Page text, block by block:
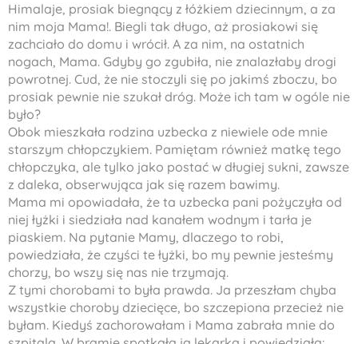
Himalaje, prosiak biegnący z łóżkiem dziecinnym, a za
nim moja Mama!. Biegli tak długo, aż prosiakowi się
zachciało do domu i wrócił. A za nim, na ostatnich
nogach, Mama. Gdyby go zgubiła, nie znalazłaby drogi
powrotnej. Cud, że nie stoczyli się po jakimś zboczu, bo
prosiak pewnie nie szukał dróg. Może ich tam w ogóle nie
było?
Obok mieszkała rodzina uzbecka z niewiele ode mnie
starszym chłopczykiem. Pamiętam również matkę tego
chłopczyka, ale tylko jako postać w długiej sukni, zawsze
z daleka, obserwująca jak się razem bawimy.
Mama mi opowiadała, że ta uzbecka pani pożyczyła od
niej łyżki i siedziała nad kanałem wodnym i tarła je
piaskiem. Na pytanie Mamy, dlaczego to robi,
powiedziała, że czyści te łyżki, bo my pewnie jesteśmy
chorzy, bo wszy się nas nie trzymają.
Z tymi chorobami to była prawda. Ja przeszłam chyba
wszystkie choroby dziecięce, bo szczepiona przecież nie
byłam. Kiedyś zachorowałam i Mama zabrała mnie do